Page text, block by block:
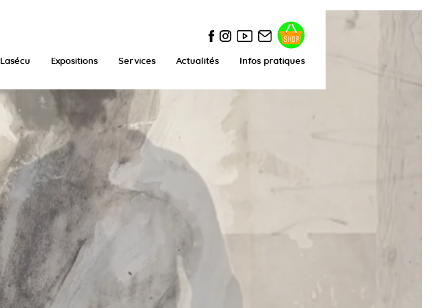
Lasécu Expositions Services Actualités Infos pratiques